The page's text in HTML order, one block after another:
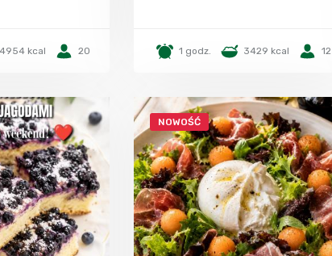
4954 kcal 20 1 godz. 3429 kcal 12
NOWOŚĆ